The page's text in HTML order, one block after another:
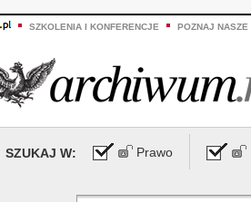
SZKOLENIA I KONFERENCJE POZNAJ NASZE
SZUKAJ W: Prawo